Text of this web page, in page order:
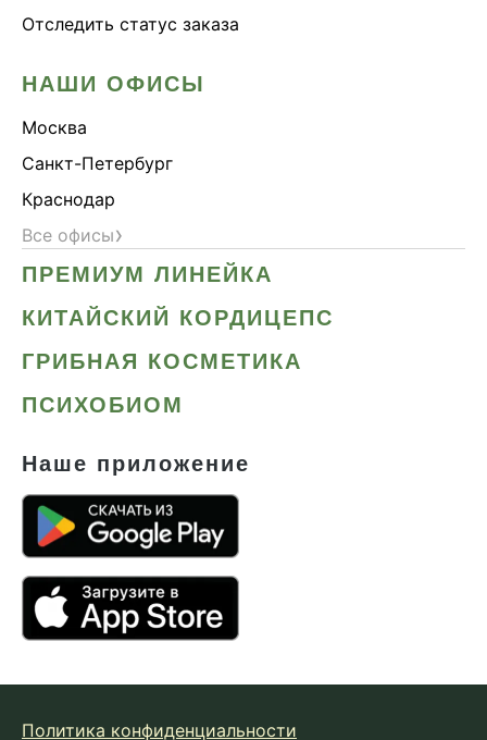
Отследить статус заказа
НАШИ ОФИСЫ
Москва
Санкт-Петербург
Краснодар
Все офисы›
ПРЕМИУМ ЛИНЕЙКА
КИТАЙСКИЙ КОРДИЦЕПС
ГРИБНАЯ КОСМЕТИКА
ПСИХОБИОМ
Наше приложение
Политика конфиденциальности